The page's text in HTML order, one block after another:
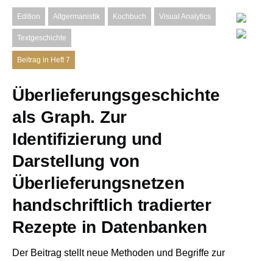
Edition Altgermanistik Kochbuch Visual Analytics
Textgeschichte
Beitrag in Heft 7
Überlieferungsgeschichte
als Graph. Zur
Identifizierung und
Darstellung von
Überlieferungsnetzen
handschriftlich tradierter
Rezepte in Datenbanken
Der Beitrag stellt neue Methoden und Begriffe zur